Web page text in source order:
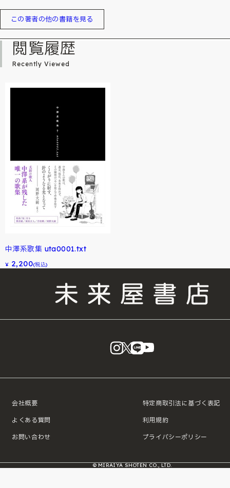
この著者の他の書籍を見る
閲覧履歴
Recently Viewed
中澤系歌集 uta0001.txt
¥ 2,200(税込)
instagram
X LINE
会社概要
よくある質問
お問い合わせ
特定商取引法に基づく表記
利用規約
プライバシーポリシー
© MIRAIYA SHOTEN CO., LTD.